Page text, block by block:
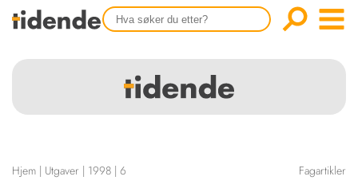
Tidligere utgaver
HENVISNINGER
KONTAKT
Hjem | Utgaver | 1998 | 6 Fagartikler